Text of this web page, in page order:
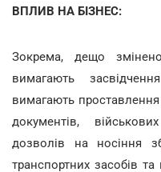
ВПЛИВ НА БІЗНЕС:
Зокрема, дещо
вимагають
вимагають
документів,
дозволів на носіння
транспортних засобів